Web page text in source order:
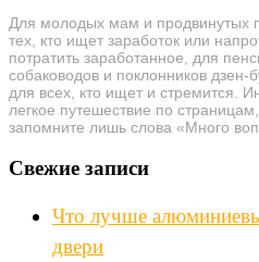
Для молодых мам и продвинутых
тех, кто ищет заработок или
потратить заработанное, для
собаководов и поклонников
для всех, кто ищет и стремится.
легкое путешествие по
запомните лишь слова «Много
Свежие записи
Что лучше
двери